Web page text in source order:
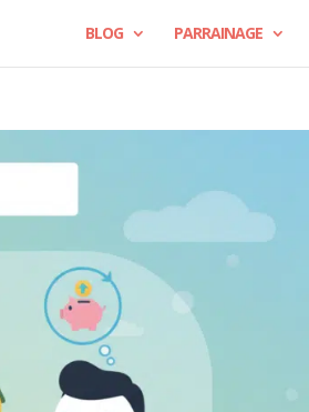
BLOG PARRAINAGE